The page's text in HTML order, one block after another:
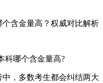
含金量高？权威对比解析
，多数考生都会纠结两大